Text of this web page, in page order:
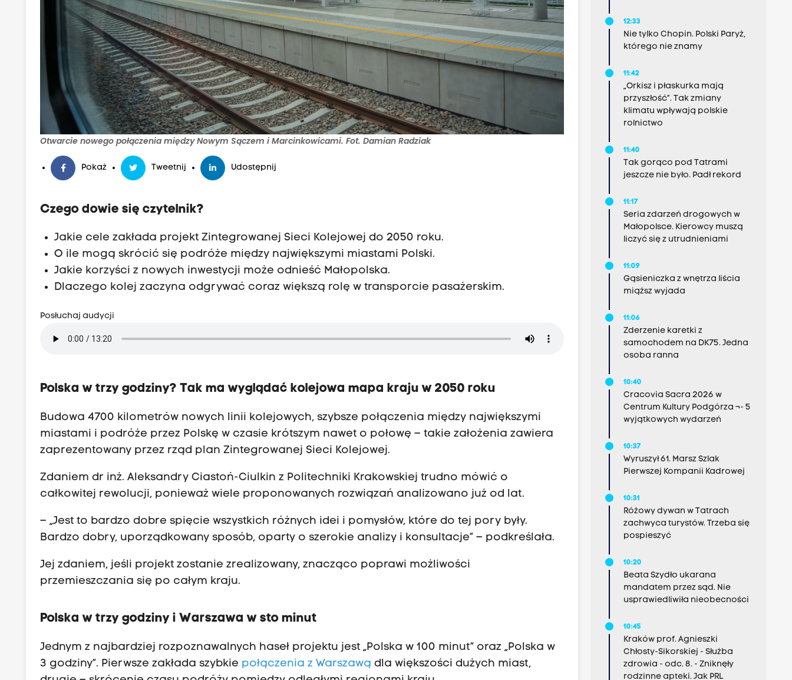
Otwarcie nowego połączenia między Nowym Sączem i Marcinkowicami. Fot. Damian Radziak
Pokaż Tweetnij Udostępnij
Czego dowie się czytelnik?
Jakie cele zakłada projekt Zintegrowanej Sieci Kolejowej do 2050 roku.
O ile mogą skrócić się podróże między największymi miastami Polski.
Jakie korzyści z nowych inwestycji może odnieść Małopolska.
Dlaczego kolej zaczyna odgrywać coraz większą rolę w transporcie pasażerskim.
e
S
c
j
j
o
2
0
0
r
.
O
l
m
o
Posłuchaj audycji
Polska w trzy godziny? Tak ma wyglądać kolejowa mapa kraju w 2050 roku
Budowa 4700 kilometrów nowych linii kolejowych, szybsze połączenia między największymi
miastami i podróże przez Polskę w czasie krótszym nawet o połowę – takie założenia zawiera
zaprezentowany przez rząd plan Zintegrowanej Sieci Kolejowej.
Zdaniem dr inż. Aleksandry Ciastoń-Ciulkin z Politechniki Krakowskiej trudno mówić o
całkowitej rewolucji, ponieważ wiele proponowanych rozwiązań analizowano już od lat.
– „Jest to bardzo dobre spięcie wszystkich różnych idei i pomysłów, które do tej pory były.
Bardzo dobry, uporządkowany sposób, oparty o szerokie analizy i konsultacje” – podkreślała.
Jej zdaniem, jeśli projekt zostanie zrealizowany, znacząco poprawi możliwości
przemieszczania się po całym kraju.
Polska w trzy godziny i Warszawa w sto minut
Jednym z najbardziej rozpoznawalnych haseł projektu jest „Polska w 100 minut” oraz „Polska w
3 godziny”. Pierwsze zakłada szybkie połączenia z Warszawą dla większości dużych miast,
12:33
Nie tylko Chopin. Polski Paryż,
którego nie znamy
11:42
„Orkisz i płaskurka mają
przyszłość”. Tak zmiany
klimatu wpływają polskie
rolnictwo
11:40
Tak gorąco pod Tatrami
jeszcze nie było. Padł rekord
11:17
Seria zdarzeń drogowych w
Małopolsce. Kierowcy muszą
liczyć się z utrudnieniami
11:09
Gąsieniczka z wnętrza liścia
miąższ wyjada
11:06
Zderzenie karetki z
samochodem na DK75. Jedna
osoba ranna
10:40
Cracovia Sacra 2026 w
Centrum Kultury Podgórza ¬- 5
wyjątkowych wydarzeń
10:37
Wyruszył 61. Marsz Szlak
Pierwszej Kompanii Kadrowej
10:31
Różowy dywan w Tatrach
zachwyca turystów. Trzeba się
pospieszyć
10:20
Beata Szydło ukarana
mandatem przez sąd. Nie
usprawiedliwiła nieobecności
10:45
Kraków prof. Agnieszki
Chłosty-Sikorskiej - Służba
zdrowia - odc. 8. - Zniknęły
rodzinne apteki. Jak PRL